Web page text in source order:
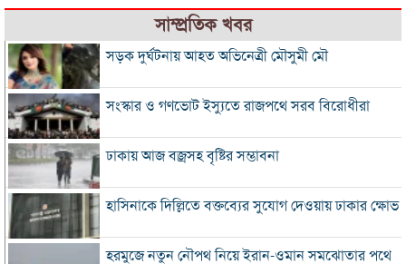
সাম্প্রতিক খবর
সড়ক দুর্ঘটনায় আহত অভিনেত্রী মৌসুমী মৌ
সংস্কার ও গণভোট ইস্যুতে রাজপথে সরব বিরোধীরা
ঢাকায় আজ বজ্রসহ বৃষ্টির সম্ভাবনা
হাসিনাকে দিল্লিতে বক্তব্যের সুযোগ দেওয়ায় ঢাকার ক্ষোভ
হরমুজে নতুন নৌপথ নিয়ে ইরান-ওমান সমঝোতার পথে